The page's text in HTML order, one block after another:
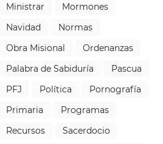
Ministrar
Mormones
Navidad
Normas
Obra Misional
Ordenanzas
Palabra de Sabiduría
Pascua
PFJ
Política
Pornografía
Primaria
Programas
Recursos
Sacerdocio